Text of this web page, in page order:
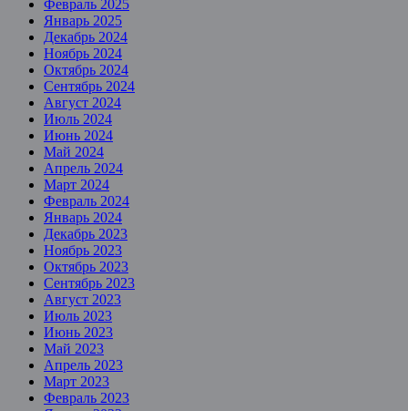
Февраль 2025
Январь 2025
Декабрь 2024
Ноябрь 2024
Октябрь 2024
Сентябрь 2024
Август 2024
Июль 2024
Июнь 2024
Май 2024
Апрель 2024
Март 2024
Февраль 2024
Январь 2024
Декабрь 2023
Ноябрь 2023
Октябрь 2023
Сентябрь 2023
Август 2023
Июль 2023
Июнь 2023
Май 2023
Апрель 2023
Март 2023
Февраль 2023